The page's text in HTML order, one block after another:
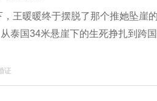
，王暖暖终于摆脱了那个推她坠
泰国34米悬崖下的生死挣扎到跨
证